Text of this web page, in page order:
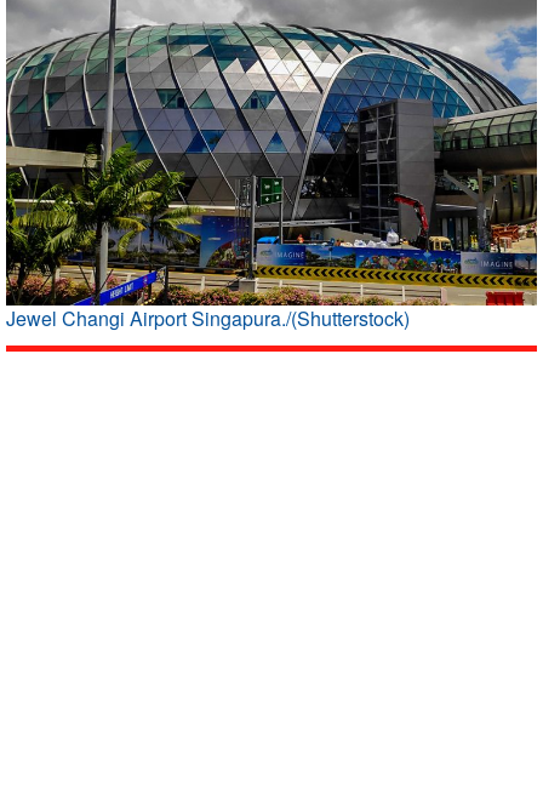
Jewel Changi Airport Singapura./(Shutterstock)